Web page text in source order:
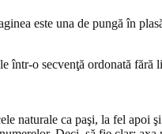
este una de pungă în
într-o secvenţă ordonată fără
naturale ca paşi, la fel apoi